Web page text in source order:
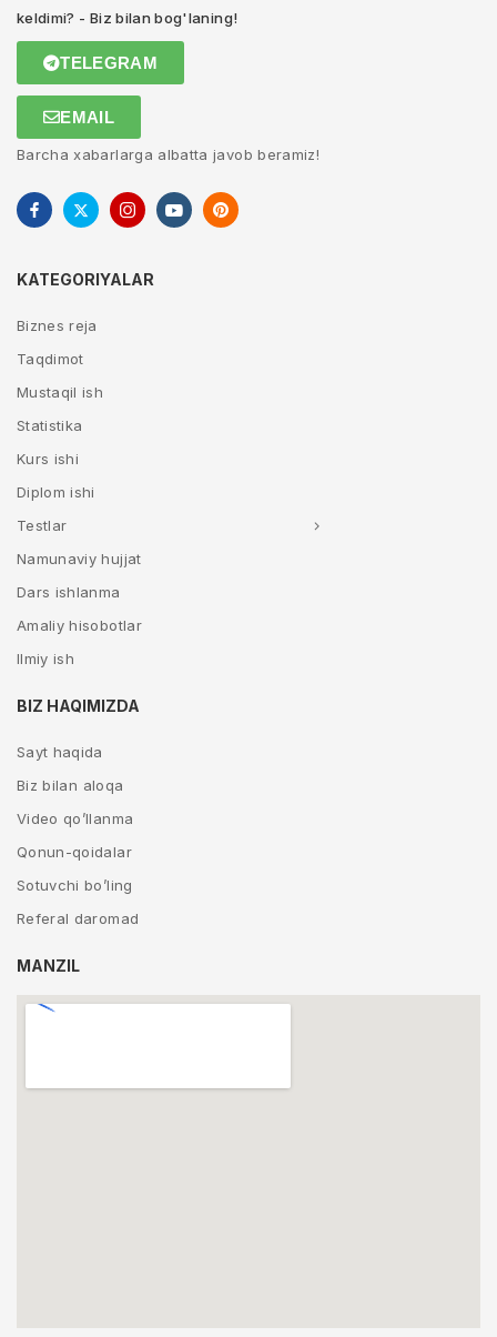
keldimi? - Biz bilan bog'laning!
TELEGRAM
EMAIL
Barcha xabarlarga albatta javob beramiz!
KATEGORIYALAR
Biznes reja
Taqdimot
Mustaqil ish
Statistika
Kurs ishi
Diplom ishi
Testlar
Namunaviy hujjat
Dars ishlanma
Amaliy hisobotlar
Ilmiy ish
BIZ HAQIMIZDA
Sayt haqida
Biz bilan aloqa
Video qo’llanma
Qonun-qoidalar
Sotuvchi bo’ling
Referal daromad
MANZIL